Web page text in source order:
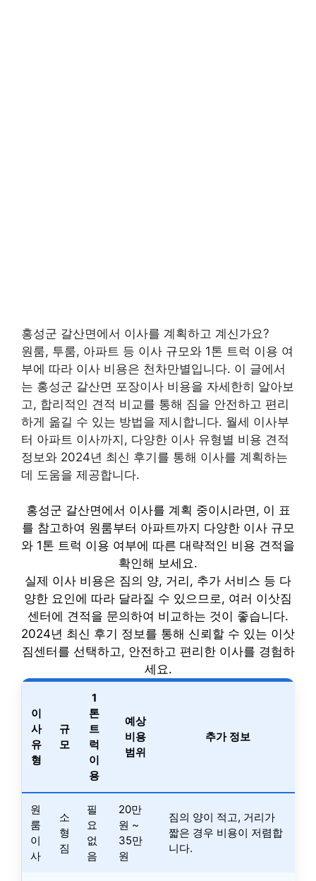
홍성군 갈산면에서 이사를 계획하고 계신가요?
원룸, 투룸, 아파트 등 이사 규모와 1톤 트럭 이용 여
부에 따라 이사 비용은 천차만별입니다. 이 글에서
는 홍성군 갈산면 포장이사 비용을 자세한히 알아보
고, 합리적인 견적 비교를 통해 짐을 안전하고 편리
하게 옮길 수 있는 방법을 제시합니다. 월세 이사부
터 아파트 이사까지, 다양한 이사 유형별 비용 견적
정보와 2024년 최신 후기를 통해 이사를 계획하는
데 도움을 제공합니다.
홍성군 갈산면에서 이사를 계획 중이시라면, 이 표
를 참고하여 원룸부터 아파트까지 다양한 이사 규모
와 1톤 트럭 이용 여부에 따른 대략적인 비용 견적을
확인해 보세요.
실제 이사 비용은 짐의 양, 거리, 추가 서비스 등 다
양한 요인에 따라 달라질 수 있으므로, 여러 이삿짐
센터에 견적을 문의하여 비교하는 것이 좋습니다.
2024년 최신 후기 정보를 통해 신뢰할 수 있는 이삿
짐센터를 선택하고, 안전하고 편리한 이사를 경험하
세요.
이
사
유
형
규
모
1
톤
트
럭
이
용
예상
비용
범위
추가 정보
원
룸
이
사
소
형
짐
필
요
없
음
20만
원 ~
35만
원
짐의 양이 적고, 거리가
짧은 경우 비용이 저렴합
니다.